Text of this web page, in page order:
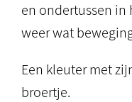
en ondertussen in
weer wat
Een kleuter met
broertje.